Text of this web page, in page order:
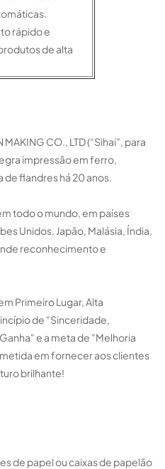
rápido e
de alta
MAKING CO., LTD (“Sihai”, para
impressão em ferro,
flandres há 20 anos.
todo o mundo, em países
Unidos, Japão, Malásia, Índia,
reconhecimento e
Primeiro Lugar, Alta
de "Sinceridade,
e a meta de "Melhoria
em fornecer aos clientes
brilhante!
de papel ou caixas de papelão